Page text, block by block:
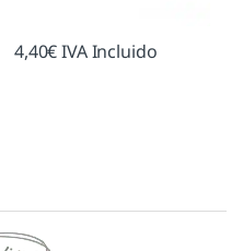
4,40€IVA Incluido